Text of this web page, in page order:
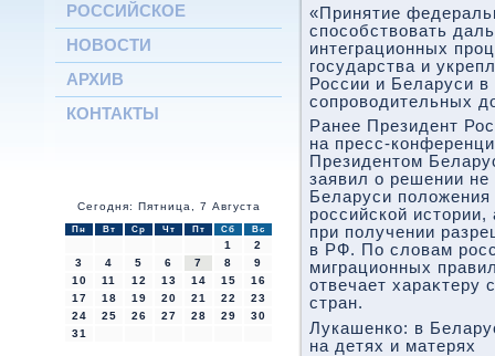
РОССИЙСКОЕ
НОВОСТИ
АРХИВ
КОНТАКТЫ
Сегодня: Пятница, 7 Августа
Пн Вт Ср Чт Пт Сб Вс
1
2
3
4 5 6 7 8
9
10
11 12 13 14 15
16
17
18 19 20 21 22
23
24
25 26 27 28 29
30
31
«Принятие
способствοвать
интеграционных
государства и
России и Беларуси
сопровοдительных
Ранее Президент
на пресс-
Президентοм
заявил о решении не
Беларуси полοжения
российской
при получении
в РФ. По слοвам
миграционных
отвечает хараκтеру
стран.
Лукашенко: в
на детях и матерях